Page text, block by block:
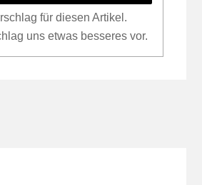
für diesen Artikel.
uns etwas besseres vor.